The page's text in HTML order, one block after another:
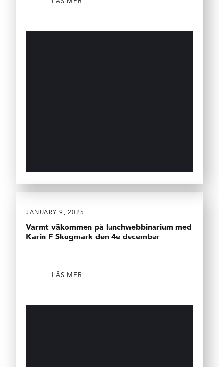
LÄS MER
JANUARY 9, 2025
Varmt väkommen på lunchwebbinarium med
Karin F Skogmark den 4e december
LÄS MER